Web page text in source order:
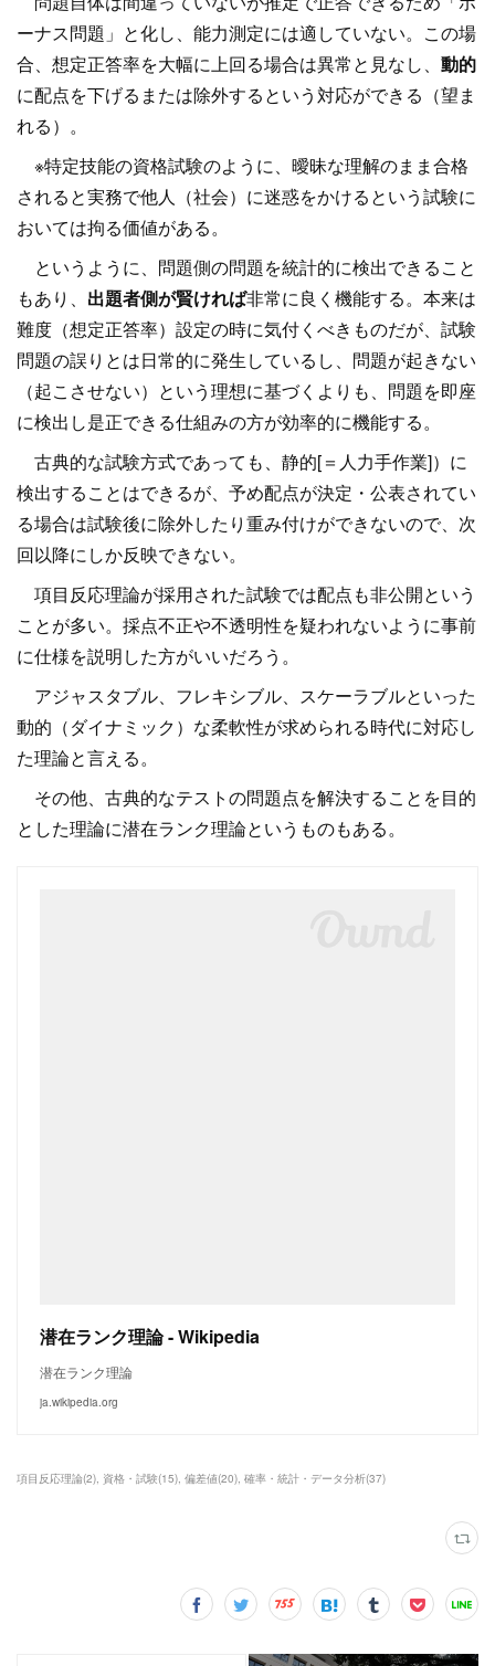
ーナス問題」と化し、能力測定には適していない。この場
合、想定正答率を大幅に上回る場合は異常と見なし、 動的
に配点を下げるまたは除外するという対応ができる（望ま
れる）。
※特定技能の資格試験のように、曖昧な理解のまま合格
されると実務で他人（社会）に迷惑をかけるという試験に
おいては拘る価値がある。
というように、問題側の問題を統計的に検出できること
もあり、 出題者側が賢ければ非常に良く機能する。本来は
難度（想定正答率）設定の時に気付くべきものだが、試験
問題の誤りとは日常的に発生しているし、問題が起きない
（起こさせない）という理想に基づくよりも、問題を即座
に検出し是正できる仕組みの方が効率的に機能する。
古典的な試験方式であっても、静的[＝人力手作業]）に
検出することはできるが、予め配点が決定・公表されてい
る場合は試験後に除外したり重み付けができないので、次
回以降にしか反映できない。
項目反応理論が採用された試験では配点も非公開という
ことが多い。採点不正や不透明性を疑われないように事前
に仕様を説明した方がいいだろう。
アジャスタブル、フレキシブル、スケーラブルといった
動的（ダイナミック）な柔軟性が求められる時代に対応し
た理論と言える。
その他、古典的なテストの問題点を解決することを目的
とした理論に潜在ランク理論というものもある。
潜在ランク理論 - Wikipedia
潜在ランク理論
ja.wikipedia.org
項目反応理論(2) 資格・試験(15) 偏差値(20) 確率・統計・データ分析(37)